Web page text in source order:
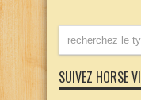
SUIVEZ HORSE